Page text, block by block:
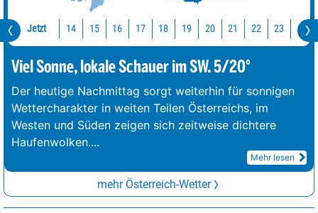
Jetzt 14 15 16 17 18 19 20 21 22 23 0
Viel Sonne, lokale Schauer im SW. 5/20°
Der heutige Nachmittag sorgt weiterhin für sonnigen
Wettercharakter in weiten Teilen Österreichs, im
Westen und Süden zeigen sich zeitweise dichtere
Haufenwolken....
Mehr lesen
mehr Österreich-Wetter